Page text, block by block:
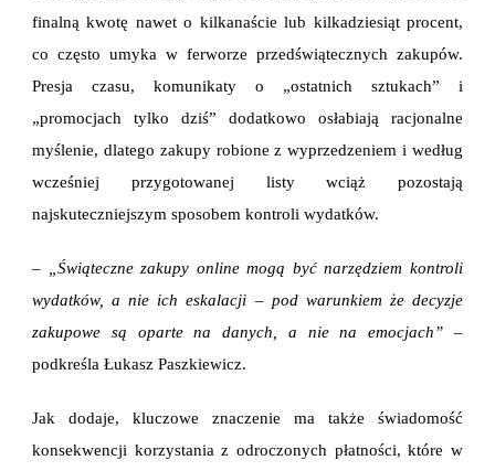
finalną kwotę nawet o kilkanaście lub kilkadziesiąt procent,
co często umyka w ferworze przedświątecznych zakupów.
Presja czasu, komunikaty o „ostatnich sztukach” i
„promocjach tylko dziś” dodatkowo osłabiają racjonalne
myślenie, dlatego zakupy robione z wyprzedzeniem i według
wcześniej przygotowanej listy wciąż pozostają
najskuteczniejszym sposobem kontroli wydatków.
– „Świąteczne zakupy online mogą być narzędziem kontroli
wydatków, a nie ich eskalacji – pod warunkiem że decyzje
zakupowe są oparte na danych, a nie na emocjach” –
podkreśla Łukasz Paszkiewicz.
Jak dodaje, kluczowe znaczenie ma także świadomość
konsekwencji korzystania z odroczonych płatności, które w